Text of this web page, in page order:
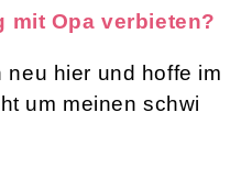
mit Opa verbieten?
hier und hoffe im
um meinen schwi